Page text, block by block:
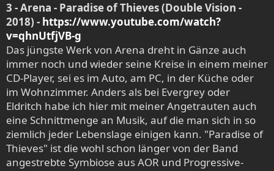
3 - Arena - Paradise of Thieves (Double Vision -
2018) - https://www.youtube.com/watch?
v=qhnUtfjVB-g
Das jüngste Werk von Arena dreht in Gänze auch
immer noch und wieder seine Kreise in einem meiner
CD-Player, sei es im Auto, am PC, in der Küche oder
im Wohnzimmer. Anders als bei Evergrey oder
Eldritch habe ich hier mit meiner Angetrauten auch
eine Schnittmenge an Musik, auf die man sich in so
ziemlich jeder Lebenslage einigen kann. "Paradise of
Thieves" ist die wohl schon länger von der Band
angestrebte Symbiose aus AOR und Progressive-